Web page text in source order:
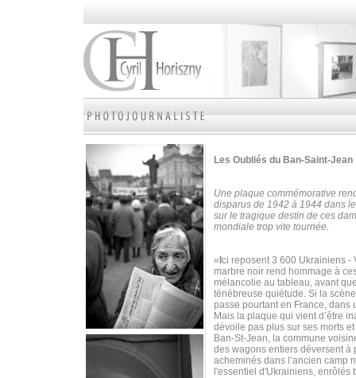
Les Oubliés du Ban-Saint-Jean
Une plaque commémorative
disparus de 1942 à 1944 dans
sur le tragique destin de ces
mondiale trop vite tournée.
« ci reposent 3 600 Ukrainiens -
marbre noir rend hommage à
mélancolie au tableau, avant
ténébreuse quiétude. Si la
passe pourtant en France, dans
Mais la plaque qui vient d’être
dévoile pas plus sur ses morts
Ban-St-Jean, la commune
des wagons entiers déversent à
acheminés dans l’ancien camp
l'essentiel d'Ukrainiens, enrôlés